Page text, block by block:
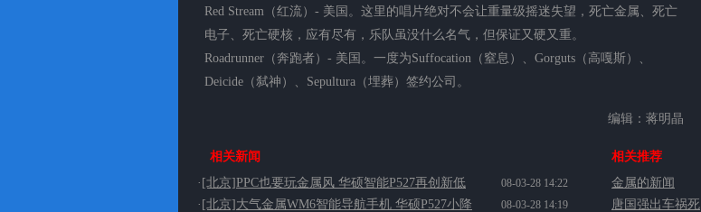
Red Stream（红流）- 美国。这里的唱片绝对不会让重量级摇迷失望，死亡金属、死亡
电子、死亡硬核，应有尽有，乐队虽没什么名气，但保证又硬又重。
Roadrunner（奔跑者）- 美国。一度为Suffocation（窒息）、Gorguts（高嘎斯）、
Deicide（弑神）、Sepultura（埋葬）签约公司。
编辑：蒋明晶
相关新闻
08-03-28 14:22
· [北京]PPC也要玩金属风 华硕智能P527再创新低
08-03-28 14:19
· [北京]大气金属WM6智能导航手机 华硕P527小降
相关推荐
金属的新闻
唐国强出车祸死